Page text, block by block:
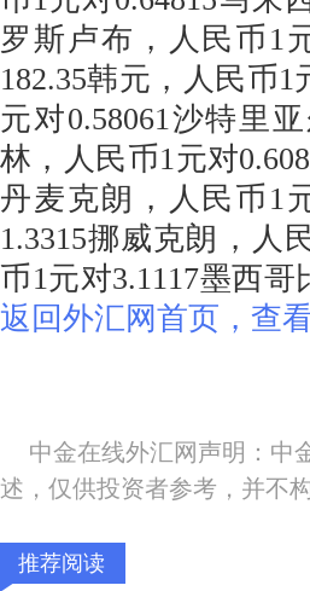
罗斯卢布，人民币1
182.35韩元，人民币
元对0.58061沙特里
林，人民币1元对
丹麦克朗，人民币1
1.3315挪威克朗，人
币1元对3.1117墨西
返回外汇网首页，查
中金在线外汇网声明：中
述，仅供投资者参考，并不
推荐阅读